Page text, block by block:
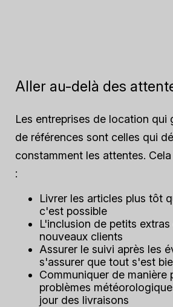
Aller au-delà des
Les entreprises de location qui
de références sont celles qui
constamment les attentes.
:
Livrer les articles plus tôt
c'est possible
L'inclusion de petits
nouveaux clients
Assurer le suivi après les
s'assurer que tout s'est
Communiquer de manière
problèmes
jour des livraisons